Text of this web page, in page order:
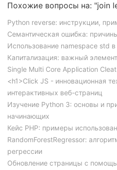
Похожие вопросы на: "join
Python reverse: инструкции,
Семантическая ошибка:
Использование namespace std
Капитализация: важный
Single Multi Core Application Cleat
<h1>Click JS - инновационная
интерактивных веб-страниц
Изучение Python 3: основы и
начинающих
Кейс PHP: примеры
RandomForestRegressor:
регрессии
Обновление страницы с